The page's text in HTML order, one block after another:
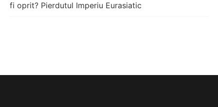
fi oprit? Pierdutul Imperiu Eurasiatic